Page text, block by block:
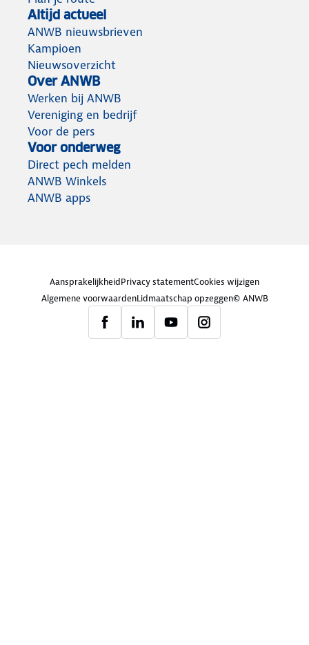
Altijd actueel
ANWB nieuwsbrieven
Kampioen
Nieuwsoverzicht
Over ANWB
Werken bij ANWB
Vereniging en bedrijf
Voor de pers
Voor onderweg
Direct pech melden
ANWB Winkels
ANWB apps
AansprakelijkheidPrivacy statementCookies wijzigen
Algemene voorwaardenLidmaatschap opzeggen© ANWB